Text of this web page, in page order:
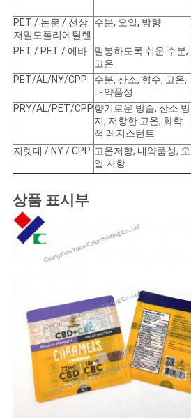
PET / 논문 / 선상
저밀도폴리에틸렌
수분, 오일, 방향
PET / PET / 에바
밀봉하도록 쉬운 수분,
고온
PET/AL/NY/CPP
수분, 산소, 향수, 고온,
내약품성
PRY/AL/PET/CPP향기로운 방습, 산소 방
지, 저항한 고온, 화학
적 레지스턴트
지렛대 / NY / CPP 고온저항, 내약품성, 오
일 저항
상품 표시부